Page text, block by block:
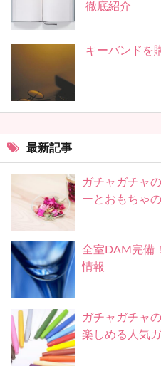
徹底紹介
キーバンドを
最新記事
ガチャガチャ
ーとおもちゃ
全室DAM完備
情報
ガチャガチャ
楽しめる人気